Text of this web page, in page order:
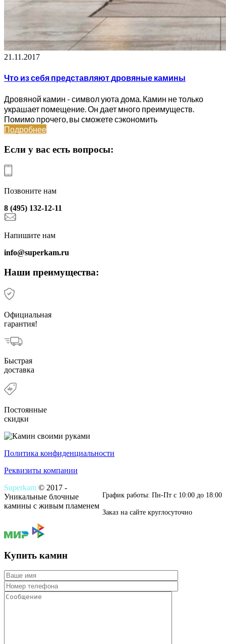
21.11.2017
Что из себя представляют дровяные камины
Дровяной камин - символ уюта дома. Камин не только
украшает помещение. Он дает много преимуществ.
Помимо прочего, вы сможете сэкономить
Подробнее
Если у вас есть вопросы:
Позвоните нам
8 (495) 132-12-11
Напишите нам
info@superkam.ru
Наши преимущества:
Официальная
гарантия!
Быстрая
доставка
Постоянные
скидки
Политика конфиденциальности
Реквизиты компании
График работы: Пн-Пт c 10:00 до 18:00
Заказ на сайте круглосуточно
Superkam © 2017 -
Уникальные блочные
камины с живым пламенем
Купить камин